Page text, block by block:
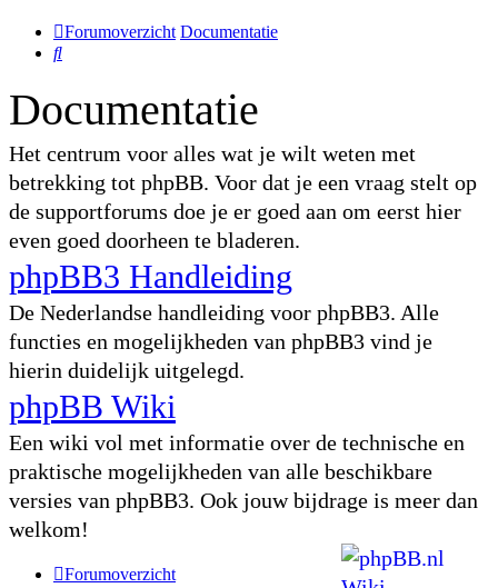
Forumoverzicht Documentatie
Zoek
Documentatie
Het centrum voor alles wat je wilt weten met
betrekking tot phpBB. Voor dat je een vraag stelt op
de supportforums doe je er goed aan om eerst hier
even goed doorheen te bladeren.
phpBB3 Handleiding
De Nederlandse handleiding voor phpBB3. Alle
functies en mogelijkheden van phpBB3 vind je
hierin duidelijk uitgelegd.
phpBB Wiki
Een wiki vol met informatie over de technische en
praktische mogelijkheden van alle beschikbare
versies van phpBB3. Ook jouw bijdrage is meer dan
welkom!
Forumoverzicht